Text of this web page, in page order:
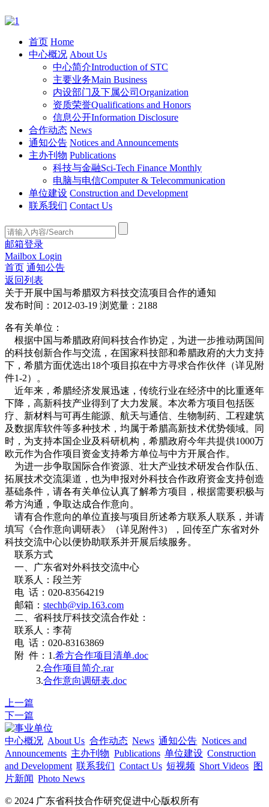
首页 Home
中心概况 About Us
中心简介Introduction of STC
主要业务Main Business
内设部门及下属公司 Organization
资质荣誉Qualifications and Honors
信息公开Information Disclosure
合作动态 News
通知公告 Notices and Announcements
主办刊物 Publications
科技与金融Sci-Tech Finance Monthly
电脑与电信Computer & Telecommunication
单位建设 Construction and Development
联系我们 Contact Us
邮箱登录
Mailbox Login
首页 通知公告
返回列表
关于开展中国与希腊双方科技交流项目合作的通知
发布时间：2012-03-19 浏览量：2188
各有关单位：
根据中国与希腊政府间科技合作协定，为进一步推动两国间
的科技创新合作与交流，在国家科技部和希腊政府的大力支持
下，希腊方面优选出18个项目拟在中方寻求合作伙伴（详见附
件1-2）。
近年来，希腊经济发展迅速，传统行业在经济中的比重逐年
下降，高新科技产业得到了大力发展。本次希方项目包括医
疗、新材料与可再生能源、航天与通信、生物制药、工程建筑
及数据库软件等多种技术，均属于希腊高新技术优势领域。同
时，为支持本国企业及科研机构，希腊政府今年共提供1000万
欧元作为合作项目资金支持希方单位与中方开展合作。
为进一步争取国际合作资源、壮大产业技术研发合作队伍、
拓展技术交流渠道，也为申报对外科技合作政府资金支持创造
基础条件，请各有关单位认真了解希方项目，根据需要积极与
希方沟通，争取达成合作意向。
请有合作意向的单位直接与项目所述希方联系人联系，并请
填写《合作意向调研表》（详见附件3），回传至广东省对外
科技交流中心以便协助联系并开展后续服务。
联系方式
一、广东省对外科技交流中心
联系人：段兰芳
电 话：020-83564219
邮箱： stechb@vip.163.com
二、省科技厅科技交流合作处：
联系人：李荷
电 话：020-83163869
附 件：1.希方合作项目清单.doc
2.合作项目简介.rar
3.合作意向调研表.doc
上一篇
下一篇
中心概况 About Us 合作动态 News 通知公告 Notices and
Announcements 主办刊物 Publications 单位建设 Construction
and Development 联系我们 Contact Us 短视频 Short Videos 图
片新闻 Photo News
© 2024 广东省科技合作研究促进中心版权所有